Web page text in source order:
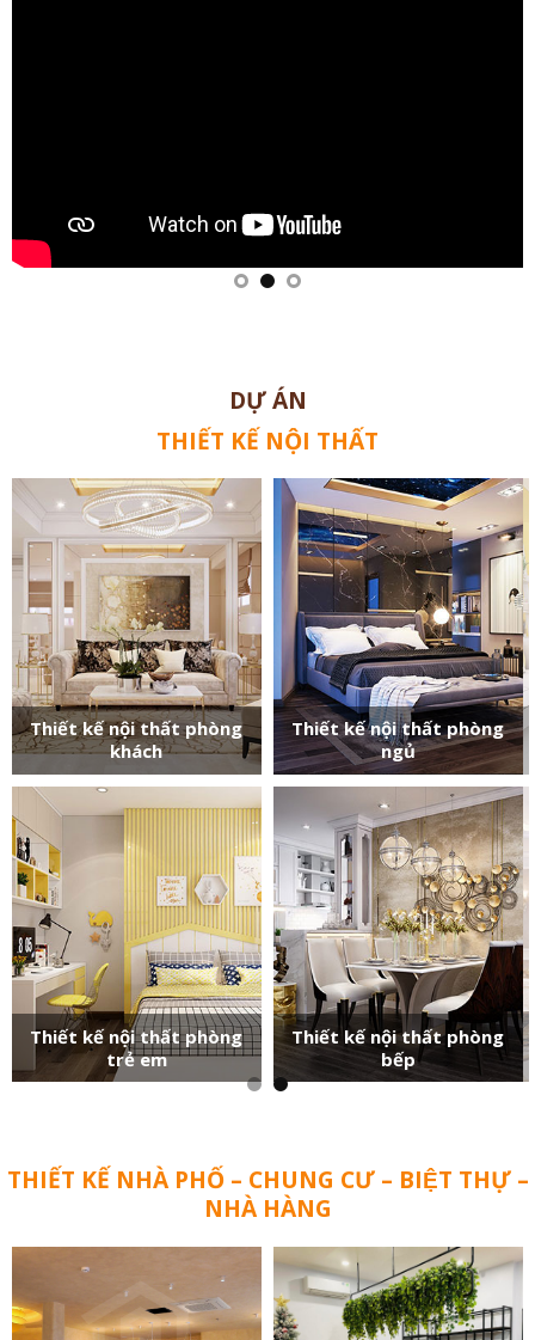
DỰ ÁN
THIẾT KẾ NỘI THẤT
Thiết kế nội thất phòng
khách
Thiết kế nội thất phòng
ngủ
Thiết kế nội thất phòng
trẻ em
Thiết kế nội thất phòng
bếp
THIẾT KẾ NHÀ PHỐ – CHUNG CƯ – BIỆT THỰ –
NHÀ HÀNG